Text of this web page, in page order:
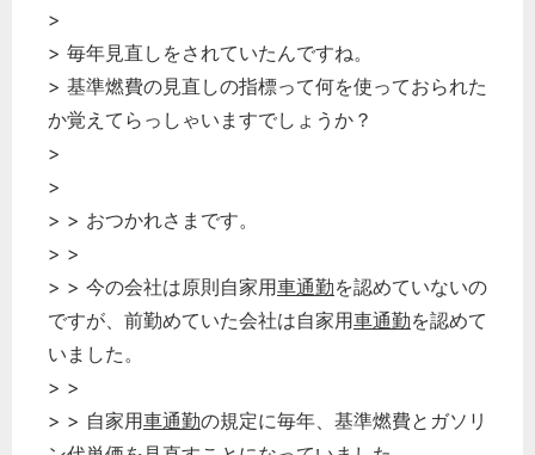
>
> 毎年見直しをされていたんですね。
> 基準燃費の見直しの指標って何を使っておられた
か覚えてらっしゃいますでしょうか？
>
>
> > おつかれさまです。
> >
> > 今の会社は原則自家用車通勤を認めていないの
ですが、前勤めていた会社は自家用車通勤を認めて
いました。
> >
> > 自家用車通勤の規定に毎年、基準燃費とガソリ